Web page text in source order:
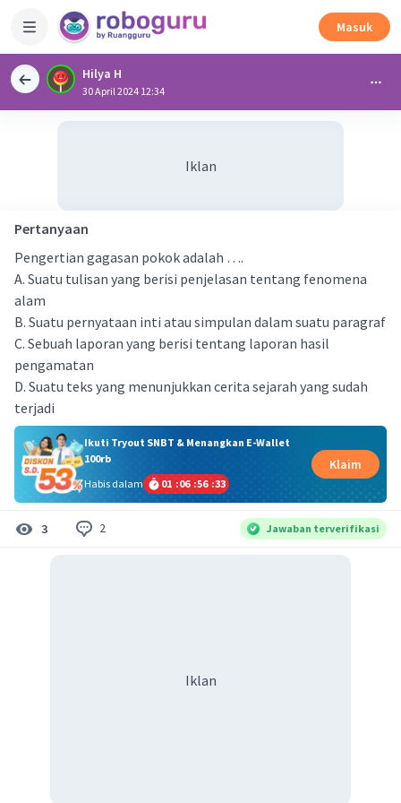
Masuk
Hilya H
30 April 2024 12:34
Iklan
Pertanyaan
Pengertian gagasan pokok adalah ….
A. Suatu tulisan yang berisi penjelasan tentang fenomena
alam
B. Suatu pernyataan inti atau simpulan dalam suatu paragraf
C. Sebuah laporan yang berisi tentang laporan hasil
pengamatan
D. Suatu teks yang menunjukkan cerita sejarah yang sudah
terjadi
Ikuti Tryout SNBT & Menangkan E-Wallet
100rb
Habis dalam
01 :06 :56 :33
Klaim
3 2 Jawaban terverifikasi
Iklan